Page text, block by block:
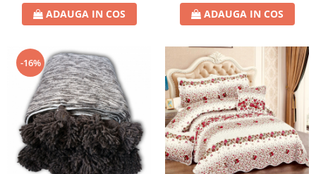
ADAUGA IN COS ADAUGA IN COS
-16%